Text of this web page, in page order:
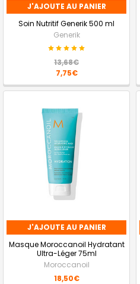
J'AJOUTE AU PANIER
Soin Nutritif Generik 500 ml
Generik
13,68€
7,75€
J'AJOUTE AU PANIER
Masque Moroccanoil Hydratant
Ultra-Léger 75ml
Moroccanoil
18,50€